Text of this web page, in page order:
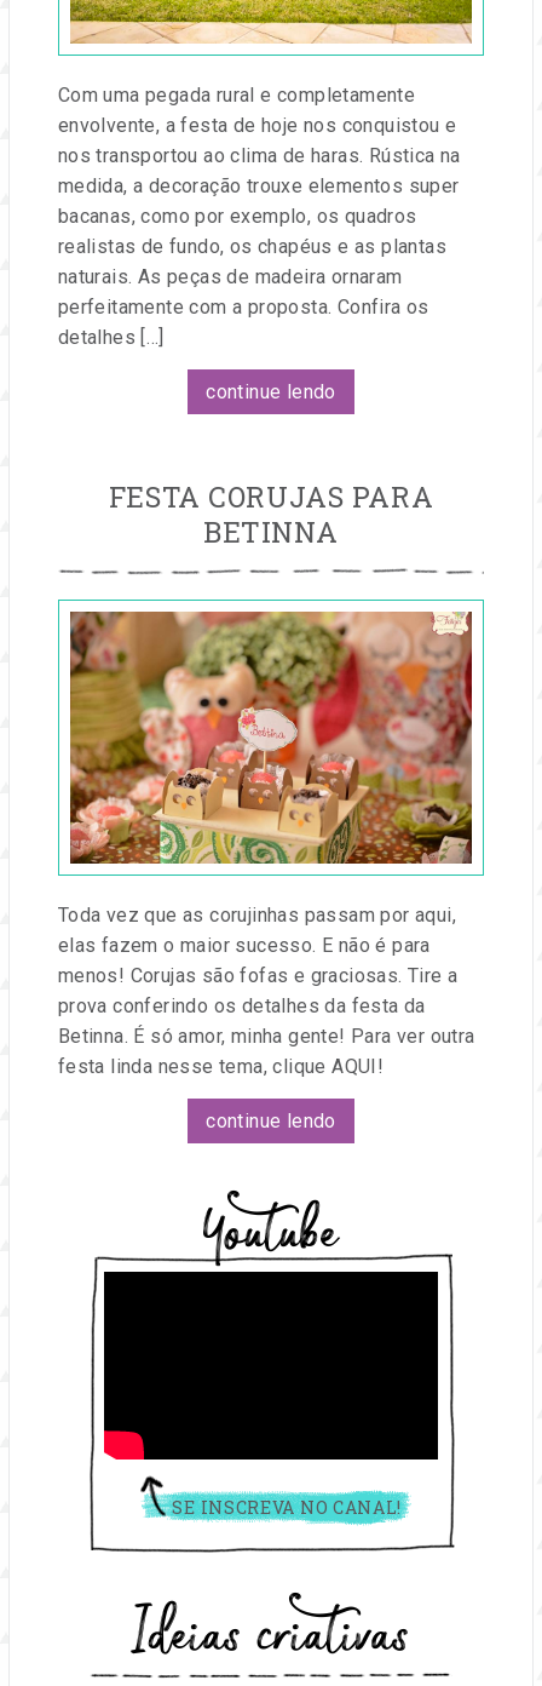
e
eventos.
Com uma pegada rural e completamente
envolvente, a festa de hoje nos conquistou e
nos transportou ao clima de haras. Rústica na
medida, a decoração trouxe elementos super
bacanas, como por exemplo, os quadros
realistas de fundo, os chapéus e as plantas
naturais. As peças de madeira ornaram
perfeitamente com a proposta. Confira os
detalhes […]
continue lendo
FESTA CORUJAS PARA
BETINNA
Publicado
em
01
fev,
2016por
Entre
na
Festa
Toda vez que as corujinhas passam por aqui,
elas fazem o maior sucesso. E não é para
menos! Corujas são fofas e graciosas. Tire a
prova conferindo os detalhes da festa da
Betinna. É só amor, minha gente! Para ver outra
festa linda nesse tema, clique AQUI!
continue lendo
Youtube
SE INSCREVA NO CANAL!
Ideias criativas